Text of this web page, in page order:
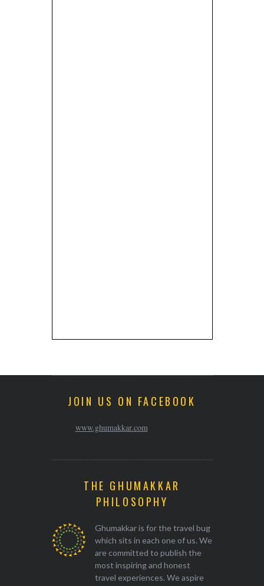
JOIN US ON FACEBOOK
www.ghumakkar.com
THE GHUMAKKAR
PHILOSOPHY
Ghumakkar is for the travel bug
which sits in each one of us. We
are committed to publish the
most inspiring and honest
travel experiences. We aspire